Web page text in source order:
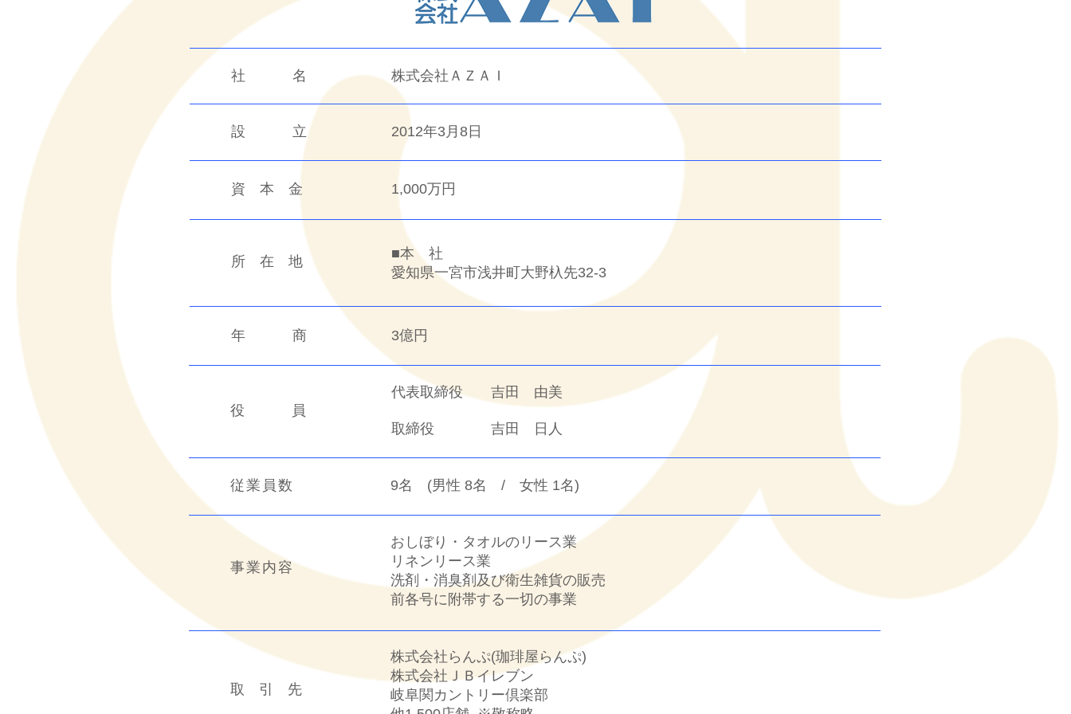
社 名 株式会社ＡＺＡＩ
設 立 2012年3月8日
資 本 金 1,000万円
所 在 地
■本 社
愛知県一宮市浅井町大野杁先32-3
年 商 3億円
役 員
代表取締役
取締役
吉田 由美
吉田 日人
従 業 員 数 9名 (男性 8名 / 女性 1名)
事業 内容
おしぼり・タオルのリース業
リネンリース業
洗剤・消臭剤及び衛生雑貨の販売
前各号に附帯する一切の事業
取 引 先
株式会社らんぷ(珈琲屋らんぷ)
株式会社ＪＢイレブン
岐阜関カントリー倶楽部